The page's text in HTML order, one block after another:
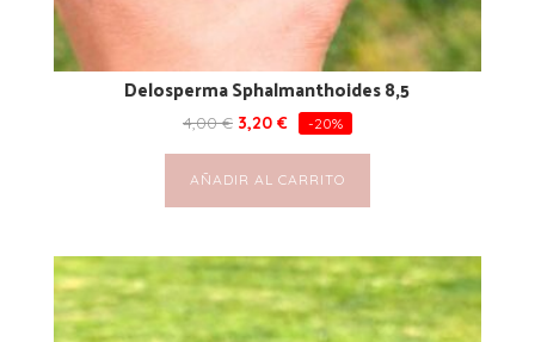
Delosperma Sphalmanthoides 8,5
4,00€ 3,20 € -20%
AÑADIR AL CARRITO